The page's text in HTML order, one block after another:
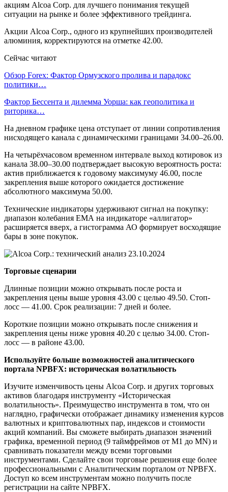
акциям Alcoa Corp. для лучшего понимания текущей
ситуации на рынке и более эффективного трейдинга.
Акции Alcoa Corp., одного из крупнейших производителей
алюминия, корректируются на отметке 42.00.
Сейчас читают
Обзор Forex: Фактор Ормузского пролива и парадокс
политики…
Фактор Бессента и дилемма Уорша: как геополитика и
риторика…
На дневном графике цена отступает от линии сопротивления
нисходящего канала с динамическими границами 34.00–26.00.
На четырёхчасовом временном интервале выход котировок из
канала 38.00–30.00 подтверждает высокую вероятность роста:
актив приближается к годовому максимуму 46.00, после
закрепления выше которого ожидается достижение
абсолютного максимума 50.00.
Технические индикаторы удерживают сигнал на покупку:
диапазон колебания ЕМА на индикаторе «аллигатор»
расширяется вверх, а гистограмма АО формирует восходящие
бары в зоне покупок.
Торговые сценарии
Длинные позиции можно открывать после роста и
закрепления цены выше уровня 43.00 с целью 49.50. Стоп-
лосс — 41.00. Срок реализации: 7 дней и более.
Короткие позиции можно открывать после снижения и
закрепления цены ниже уровня 40.20 с целью 34.00. Стоп-
лосс — в районе 43.00.
Используйте больше возможностей аналитического
портала NPBFX: историческая волатильность
Изучите изменчивость цены Alcoa Corp. и других торговых
активов благодаря инструменту «Историческая
волатильность». Преимущество инструмента в том, что он
наглядно, графически отображает динамику изменения курсов
валютных и криптовалютных пар, индексов и стоимости
акций компаний. Вы сможете выбирать диапазон значений
графика, временной период (9 таймфреймов от М1 до MN) и
сравнивать показатели между всеми торговыми
инструментами. Сделайте свои торговые решения еще более
профессиональными с Аналитическим порталом от NPBFX.
Доступ ко всем инструментам можно получить после
регистрации на сайте NPBFX.